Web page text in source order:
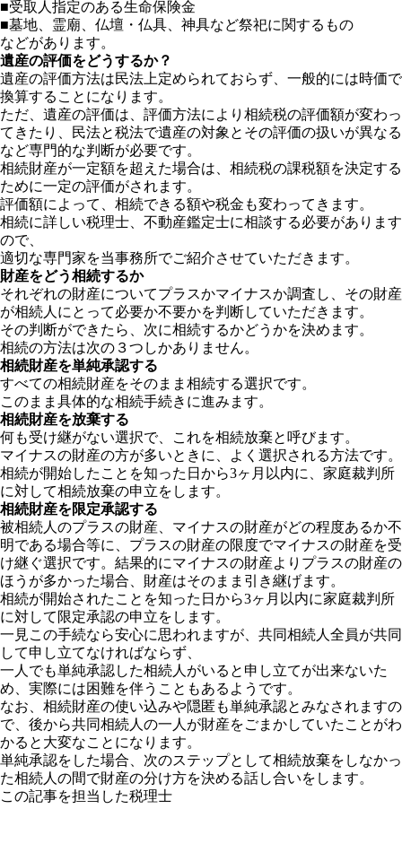
■受取人指定のある生命保険金
■墓地、霊廟、仏壇・仏具、神具など祭祀に関するもの
などがあります。
遺産の評価をどうするか？
遺産の評価方法は民法上定められておらず、一般的には時価で
換算することになります。
ただ、遺産の評価は、評価方法により相続税の評価額が変わっ
てきたり、民法と税法で遺産の対象とその評価の扱いが異なる
など専門的な判断が必要です。
相続財産が一定額を超えた場合は、相続税の課税額を決定する
ために一定の評価がされます。
評価額によって、相続できる額や税金も変わってきます。
相続に詳しい税理士、不動産鑑定士に相談する必要があります
ので、
適切な専門家を当事務所でご紹介させていただきます。
財産をどう相続するか
それぞれの財産についてプラスかマイナスか調査し、その財産
が相続人にとって必要か不要かを判断していただきます。
その判断ができたら、次に相続するかどうかを決めます。
相続の方法は次の３つしかありません。
相続財産を単純承認する
すべての相続財産をそのまま相続する選択です。
このまま具体的な相続手続きに進みます。
相続財産を放棄する
何も受け継がない選択で、これを相続放棄と呼びます。
マイナスの財産の方が多いときに、よく選択される方法です。
相続が開始したことを知った日から3ヶ月以内に、家庭裁判所
に対して相続放棄の申立をします。
相続財産を限定承認する
被相続人のプラスの財産、マイナスの財産がどの程度あるか不
明である場合等に、プラスの財産の限度でマイナスの財産を受
け継ぐ選択です。結果的にマイナスの財産よりプラスの財産の
ほうが多かった場合、財産はそのまま引き継げます。
相続が開始されたことを知った日から3ヶ月以内に家庭裁判所
に対して限定承認の申立をします。
一見この手続なら安心に思われますが、共同相続人全員が共同
して申し立てなければならず、
一人でも単純承認した相続人がいると申し立てが出来ないた
め、実際には困難を伴うこともあるようです。
なお、相続財産の使い込みや隠匿も単純承認とみなされますの
で、後から共同相続人の一人が財産をごまかしていたことがわ
かると大変なことになります。
単純承認をした場合、次のステップとして相続放棄をしなかっ
た相続人の間で財産の分け方を決める話し合いをします。
この記事を担当した税理士